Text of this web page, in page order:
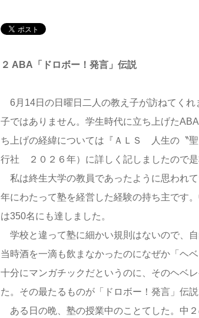
２ ABA「ドロボー！発言」伝説
6月14日の日曜日二人の教え子が訪ねてくれ
子ではありません。学生時代に立ち上げた
ち上げの経緯については『ＡＬＳ 人生の〝
行社 ２０２６年）に詳しく記しましたので是
私は終生大学の教員であったように思われ
年にわたって塾を経営した経験の持ち主です
は350名にも達しました。
学校と違って塾に細かい規則はないので、
当時酒を一滴も飲まなかったのになぜか「ヘ
十分にマンガチックだというのに、そのヘベ
た。その最たるものが「ドロボー！発言」伝説
ある日の晩、塾の授業中のことてした。中